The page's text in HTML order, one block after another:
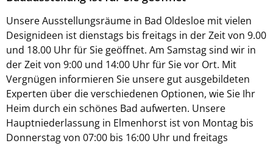
Unsere Ausstellungsräume in Bad Oldesloe mit vielen
Designideen ist dienstags bis freitags in der Zeit von 9.00
und 18.00 Uhr für Sie geöffnet. Am Samstag sind wir in
der Zeit von 9:00 und 14:00 Uhr für Sie vor Ort. Mit
Vergnügen informieren Sie unsere gut ausgebildeten
Experten über die verschiedenen Optionen, wie Sie Ihr
Heim durch ein schönes Bad aufwerten. Unsere
Hauptniederlassung in Elmenhorst ist von Montag bis
Donnerstag von 07:00 bis 16:00 Uhr und freitags